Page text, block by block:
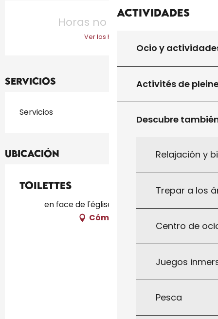
Actividades
Ocio y
Activités de
Descubre
Relajación y
Trepar a los
Centro de
Juegos
Pesca
Horarios y datos de contacto
Horas no resueltas
Ver los horarios
Servicios
Servicios
Ubicación
Toilettes
en face de l'église, 46300 Le Vigan
Cómo llegar